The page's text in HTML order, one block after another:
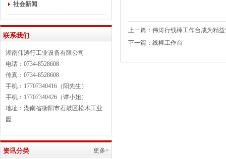
社会新闻
联系我们
湖南伟涛行工业设备有限公司
电话：0734-8528608
传真：0734-8528608
手机：17707340416（阳先生）
手机：17707340426（谭小姐）
地址：湖南省衡阳市石鼓区松木工业
园
资讯分类 更多>
上一篇：伟涛行线棒工作台成为精
下一篇：线棒工作台